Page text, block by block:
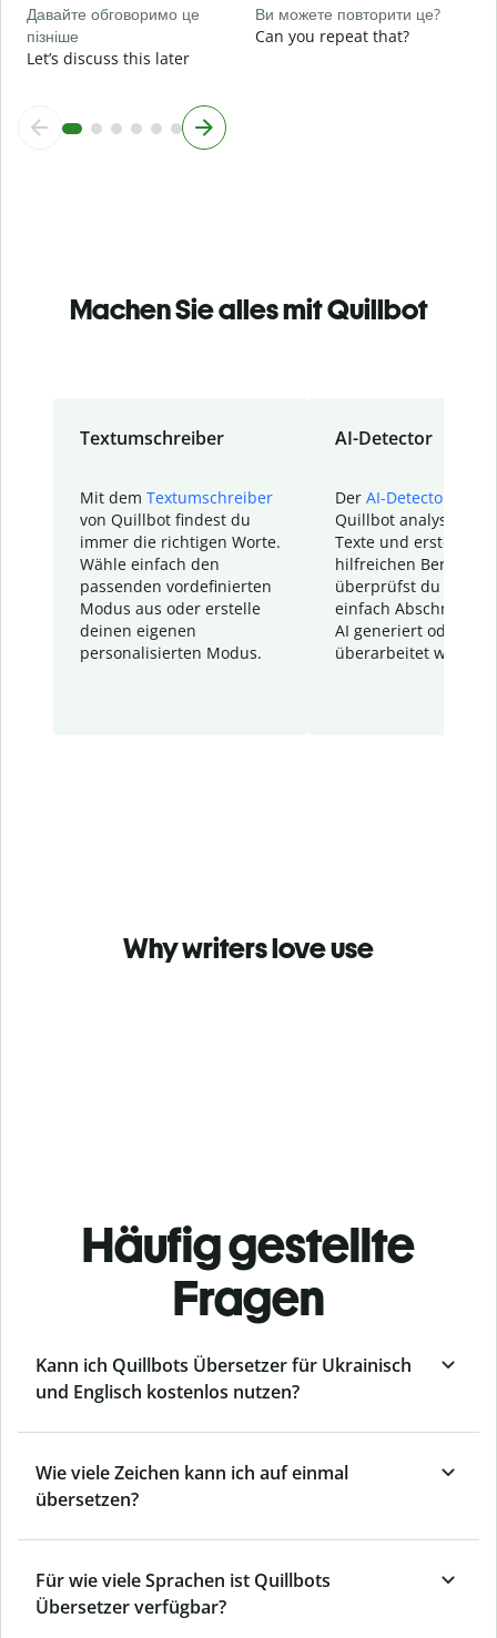
Давайте обговоримо це
пізніше
Let’s discuss this later
Ви можете повторити це?
Can you repeat that?
Machen Sie alles mit Quillbot
Textumschreiber
Mit dem Textumschreiber
von Quillbot findest du
immer die richtigen Worte.
Wähle einfach den
passenden vordefinierten
Modus aus oder erstelle
deinen eigenen
personalisierten Modus.
AI-Detector
Der AI-Detector
Quillbot analysiert
Texte und erstellt
hilfreichen Bericht.
überprüfst du
einfach Abschnitte,
AI generiert oder
überarbeitet wurden.
Why writers love use
Häufig gestellte
Fragen
Kann ich Quillbots Übersetzer für Ukrainisch
und Englisch kostenlos nutzen?
Wie viele Zeichen kann ich auf einmal
übersetzen?
Für wie viele Sprachen ist Quillbots
Übersetzer verfügbar?